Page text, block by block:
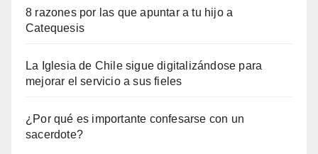
8 razones por las que apuntar a tu hijo a
Catequesis
La Iglesia de Chile sigue digitalizándose para
mejorar el servicio a sus fieles
¿Por qué es importante confesarse con un
sacerdote?